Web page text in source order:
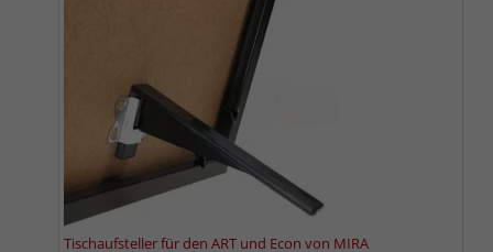
Tischaufsteller für den ART und Econ von MIRA